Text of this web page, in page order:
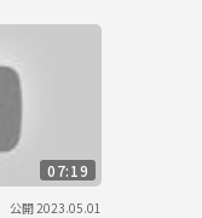
07:19
公開2023.05.01